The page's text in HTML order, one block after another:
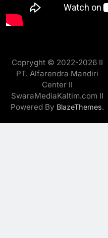
Copryght © 2022-2026 II
PT. Alfarendra Mandiri
Center II
SwaraMediaKaltim.com II
Powered By BlazeThemes.